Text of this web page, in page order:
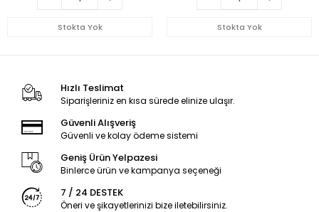
Stokta Yok Stokta Yok
Hızlı Teslimat
Siparişleriniz en kısa sürede elinize ulaşır.
Güvenli Alışveriş
Güvenli ve kolay ödeme sistemi
Geniş Ürün Yelpazesi
Binlerce ürün ve kampanya seçeneği
7 / 24 DESTEK
Öneri ve şikayetlerinizi bize iletebilirsiniz.